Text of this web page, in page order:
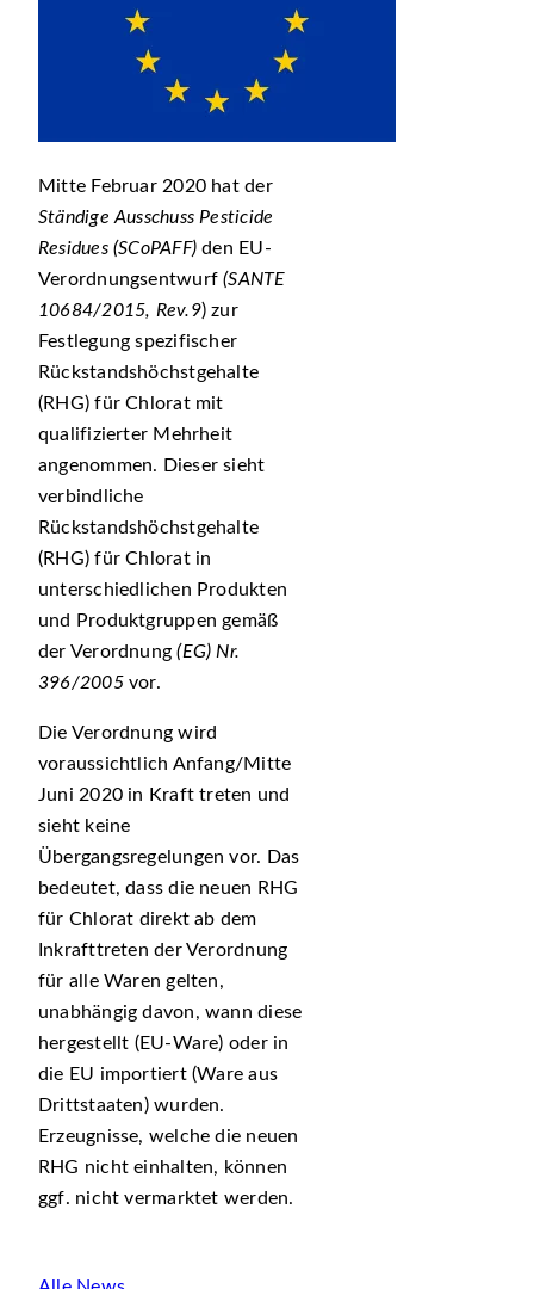
Mitte Februar 2020 hat der
Ständige Ausschuss Pesticide
Residues (SCoPAFF)den EU-
Verordnungsentwurf(SANTE
10684/2015, Rev.9) zur
Festlegung spezifischer
Rückstandshöchstgehalte
(RHG) für Chlorat mit
qualifizierter Mehrheit
angenommen. Dieser sieht
verbindliche
Rückstandshöchstgehalte
(RHG) für Chlorat in
unterschiedlichen Produkten
und Produktgruppen gemäß
der Verordnung(EG) Nr.
396/2005 vor.
Die Verordnung wird
voraussichtlich Anfang/Mitte
Juni 2020 in Kraft treten und
sieht keine
Übergangsregelungen vor. Das
bedeutet, dass die neuen RHG
für Chlorat direkt ab dem
Inkrafttreten der Verordnung
für alle Waren gelten,
unabhängig davon, wann diese
hergestellt (EU-Ware) oder in
die EU importiert (Ware aus
Drittstaaten) wurden.
Erzeugnisse, welche die neuen
RHG nicht einhalten, können
ggf. nicht vermarktet werden.